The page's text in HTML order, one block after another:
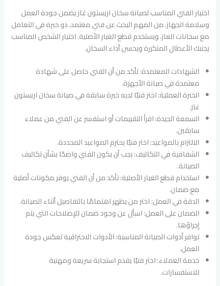
اختيار الفني المناسب لصيانة سخان اريستون غاز يضمن جودة العمل
وسلامة الجهاز. من المهم البحث عن فني معتمد، ذو خبرة في التعامل
مع سخانات الغاز، ويستخدم قطع الغيار الأصلية. اختيار الشخص المناسب
يجنبك الأعطال المتكررة ويحسن أداء السخان.
الشهادات المعتمدة: تأكد من أن الفني حاصل على شهادة
معتمدة في صيانة الأجهزة.
الخبرة العملية: اختر فنيًا لديه خبرة سابقة في صيانة سخان اريستون
غاز.
السمعة الجيدة: اقرأ التقييمات أو استفسر عن الفني من عملاء
سابقين.
الالتزام بالمواعيد: اختر فنيًا يحترم المواعيد المحددة.
الشفافية في التكاليف: يجب أن يكون الفني واضحًا بشأن تكاليف
الصيانة.
استخدام قطع الغيار الأصلية: تأكد من أن الفني يوفر مكونات أصلية
مع ضمان.
الدقة في العمل: اختر من يظهر اهتمامًا بالتفاصيل أثناء الصيانة.
الضمان على العمل: اسأل عن وجود ضمان للإصلاحات التي يتم
إجراؤها.
توافر أدوات الصيانة المناسبة: الأدوات الاحترافية تعكس جودة
العمل.
خدمة العملاء: اختر فنيًا يقدم استجابة سريعة ومهنية
للاستفسارات.